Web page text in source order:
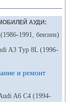
АУДИ:
1991, бензин)
A3 Typ 8L (1996-
и ремонт
A6 С4 (1994-